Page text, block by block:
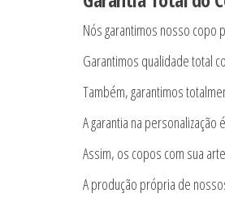
Nós garantimos nosso copo
Garantimos qualidade total
Também, garantimos
A garantia na
Assim, os copos com sua
A produção própria de